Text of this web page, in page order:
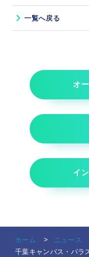
一覧へ戻る
オ
イ
ホーム ニュース
千葉キャンパス・パラ